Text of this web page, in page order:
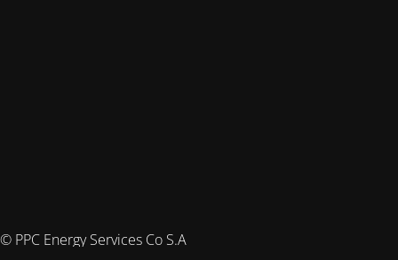
© PPC Energy Services Co S.A